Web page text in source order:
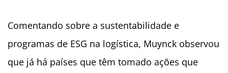
Comentando sobre a sustentabilidade e
programas de ESG na logística, Muynck observou
que já há países que têm tomado ações que